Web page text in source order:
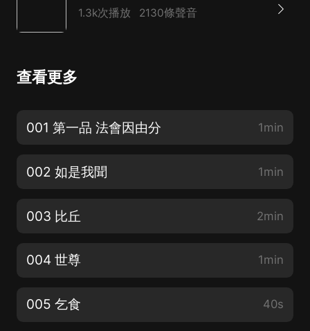
1.3k次播放 2130條聲音
查看更多
001 第一品 法會因由分 1min
002 如是我聞 1min
003 比丘 2min
004 世尊 1min
005 乞食 40s